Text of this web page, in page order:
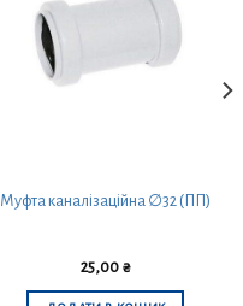
Муфта каналізаційна ∅32 (ПП)
25,00 ₴